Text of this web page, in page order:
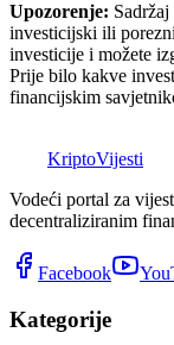
Upozorenje:
investicijski ili
investicije i možete
Prije bilo kakve
financijskim
KriptoVijesti
Vodeći portal za
decentraliziranim
Facebook
Kategorije